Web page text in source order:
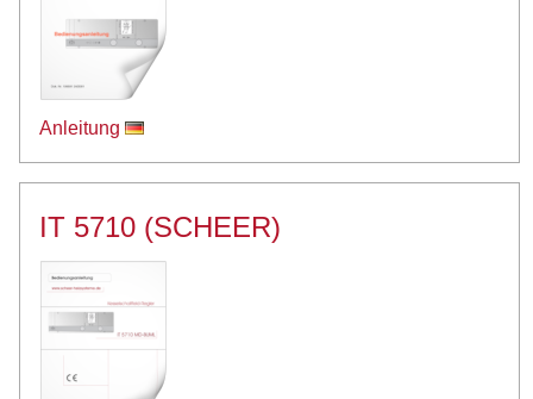
Anleitung
IT 5710 (SCHEER)